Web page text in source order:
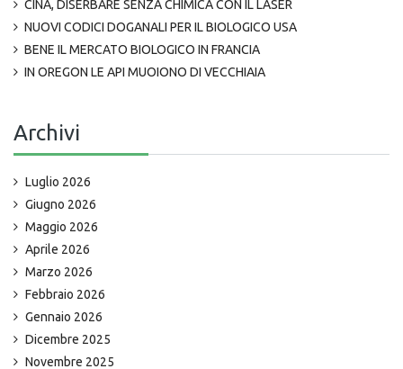
CINA, DISERBARE SENZA CHIMICA CON IL LASER
NUOVI CODICI DOGANALI PER IL BIOLOGICO USA
BENE IL MERCATO BIOLOGICO IN FRANCIA
IN OREGON LE API MUOIONO DI VECCHIAIA
Archivi
Luglio 2026
Giugno 2026
Maggio 2026
Aprile 2026
Marzo 2026
Febbraio 2026
Gennaio 2026
Dicembre 2025
Novembre 2025